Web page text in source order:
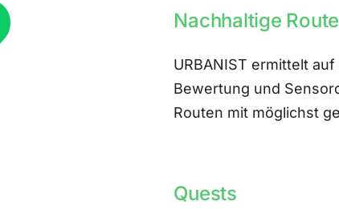
Nachhaltige
URBANIST ermittelt
Bewertung und
Routen mit möglichst
Quests